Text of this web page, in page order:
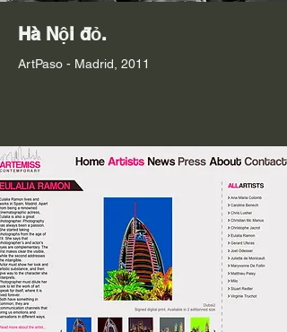
Hà Nội đỏ.
ArtPaso - Madrid, 2011